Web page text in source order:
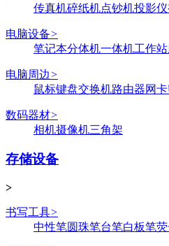
传真机碎纸机点钞机投影仪
电脑设备>
笔记本分体机一体机工作站
电脑周边>
鼠标键盘交换机路由器网卡
数码器材>
相机摄像机三角架
存储设备
>
书写工具>
中性笔圆珠笔台笔白板笔